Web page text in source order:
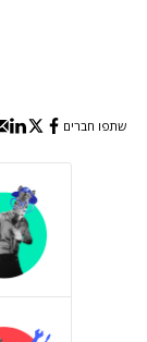
שתפו חברים